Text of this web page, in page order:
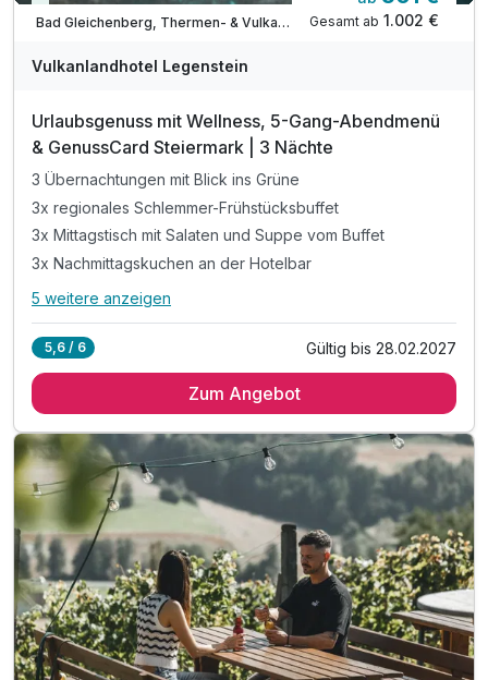
Viele Termine frei
Bad Gleichenberg, Thermen- & Vulkanland Steiermark
Gesamt ab 1.002 €
Vulkanlandhotel Legenstein
Urlaubsgenuss mit Wellness, 5-Gang-Abendmenü
& GenussCard Steiermark | 3 Nächte
3 Übernachtungen mit Blick ins Grüne
3x regionales Schlemmer-Frühstücksbuffet
3x Mittagstisch mit Salaten und Suppe vom Buffet
3x Nachmittagskuchen an der Hotelbar
Alle Inklusivleistungen
3x regionales Schlemmer-Frühstücksbuffet
3x Nachmittagskuchen an der Hotelbar
3x 5-Gang Wahlmenü am Abend
inkl. Nutzung des über 1.000m² Wellnessbereichs
Legenstein´s "Echt viel dabei"-Leistungen
inkl. GenussCard mit über 200 Ausflugszielen*
inkl. Parkplatz & WLAN-Nutzung
5 weitere anzeigen
5,6 / 6 Gültig bis 28.02.2027
Zum Angebot